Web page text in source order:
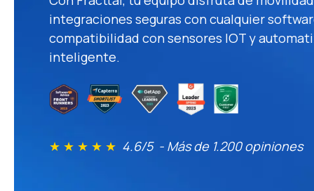
integraciones seguras con cualquier
compatibilidad con sensores IOT y
inteligente.
★ ★ ★ ★ ★ 4.6/5 - Más de 1.200 opiniones